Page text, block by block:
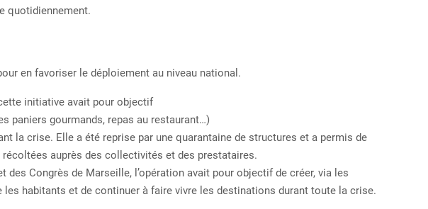
quotidiennement.
en favoriser le déploiement au niveau national.
initiative avait pour objectif
paniers gourmands, repas au restaurant…)
la crise. Elle a été reprise par une quarantaine de structures et a permis de
récoltées auprès des collectivités et des prestataires.
des Congrès de Marseille, l’opération avait pour objectif de créer, via les
les habitants et de continuer à faire vivre les destinations durant toute la crise.